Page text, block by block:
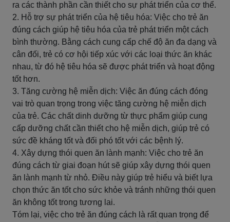
ra các thành phần cần thiết cho sự phát triển của cơ thể.
2. Hỗ trợ sự phát triển của hệ tiêu hóa: Việc cho trẻ ăn
đúng cách giúp hệ tiêu hóa của trẻ phát triển một cách
bình thường. Bằng cách cung cấp chế độ ăn đa dạng và
cân đối, trẻ có cơ hội tiếp xúc với các loại thức ăn khác
nhau, từ đó hệ tiêu hóa sẽ được phát triển và hoạt động
tốt hơn.
3. Tăng cường hệ miễn dịch: Việc ăn đúng cách đóng
vai trò quan trọng trong việc tăng cường hệ miễn dịch
của trẻ. Các chất dinh dưỡng từ thực phẩm giúp cung
cấp dưỡng chất cần thiết cho hệ miễn dịch, giúp trẻ có
sức đề kháng tốt và đối phó tốt với các bệnh lý.
4. Xây dựng thói quen ăn lành mạnh: Việc cho trẻ ăn
đúng cách từ giai đoạn hút sẽ giúp xây dựng thói quen
ăn lành mạnh từ nhỏ. Điều này giúp trẻ hiểu và biết lựa
chọn thức ăn tốt cho sức khỏe và tránh những thói quen
ăn không tốt trong tương lai.
Tóm lại, việc cho trẻ ăn đúng cách là rất quan trọng để